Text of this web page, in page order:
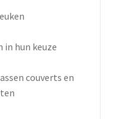
in hun keuze
couverts en